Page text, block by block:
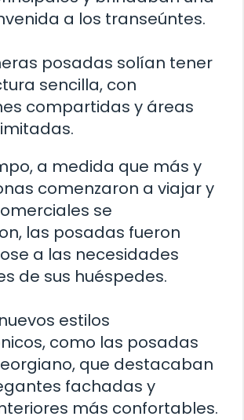
a los transeúntes.
posadas solían tener
sencilla, con
compartidas y áreas
a medida que más y
comenzaron a viajar y
se
las posadas fueron
a las necesidades
de sus huéspedes.
estilos
como las posadas
que destacaban
fachadas y
más confortables.